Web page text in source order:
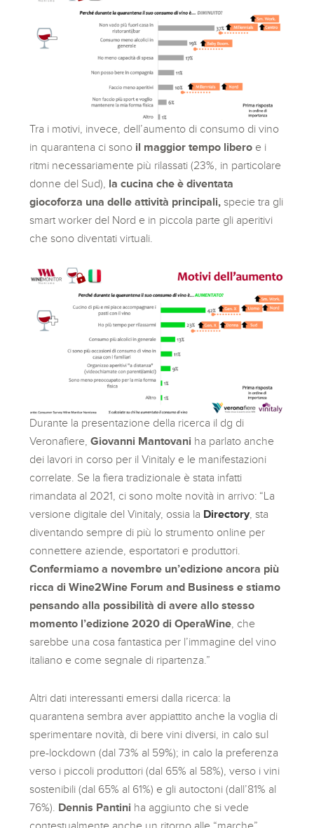
Tra i motivi, invece, dell’aumento di consumo di vino
in quarantena ci sono il maggior tempo libero e i
ritmi necessariamente più rilassati (23%, in particolare
donne del Sud), la cucina che è diventata
giocoforza una delle attività principali, specie tra gli
smart worker del Nord e in piccola parte gli aperitivi
che sono diventati virtuali.
Durante la presentazione della ricerca il dg di
Veronafiere,Giovanni Mantovani ha parlato anche
dei lavori in corso per il Vinitaly e le manifestazioni
correlate. Se la fiera tradizionale è stata infatti
rimandata al 2021, ci sono molte novità in arrivo: “La
versione digitale del Vinitaly, ossia la Directory, sta
diventando sempre di più lo strumento online per
connettere aziende, esportatori e produttori.
Confermiamo a novembre un’edizione ancora più
ricca di Wine2Wine Forum and Business e stiamo
pensando alla possibilità di avere allo stesso
momento l’edizione 2020 di OperaWine , che
sarebbe una cosa fantastica per l’immagine del vino
italiano e come segnale di ripartenza.”
Altri dati interessanti emersi dalla ricerca: la
quarantena sembra aver appiattito anche la voglia di
sperimentare novità, di bere vini diversi, in calo sul
pre-lockdown (dal 73% al 59%); in calo la preferenza
verso i piccoli produttori (dal 65% al 58%), verso i vini
sostenibili (dal 65% al 61%) e gli autoctoni (dall’81% al
76%). Dennis Pantini ha aggiunto che si vede
contestualmente anche un ritorno alle “marche”,